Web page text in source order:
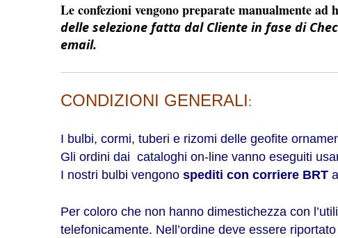
Le confezioni vengono preparate manualmente
delle selezione fatta dal Cliente in fase di
email.
CONDIZIONI GENERALI:
I bulbi, cormi, tuberi e rizomi delle geofite
Gli ordini dai cataloghi on-line vanno eseguiti
I nostri bulbi vengono spediti con corriere BRT
Per coloro che non hanno dimestichezza con
telefonicamente. Nell’ordine deve essere